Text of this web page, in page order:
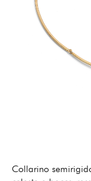
Collarino